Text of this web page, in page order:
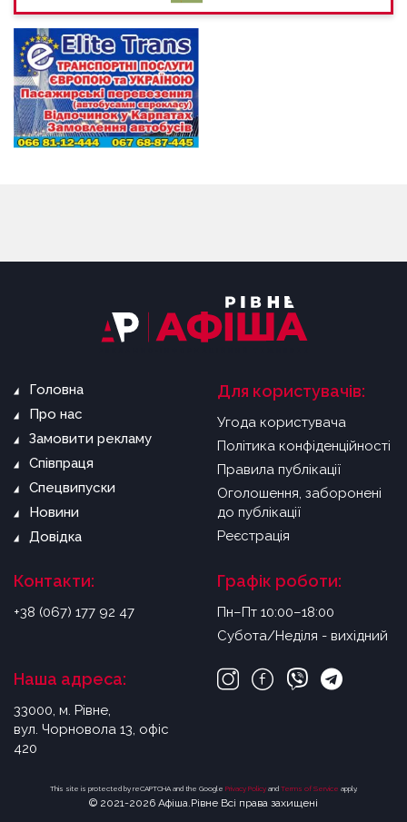
Головна
Про нас
Замовити рекламу
Співпраця
Спецвипуски
Новини
Довідка
Для користувачів:
Угода користувача
Політика конфіденційності
Правила публікації
Оголошення, заборонені
до публікації
Реєстрація
Контакти:
+38 (067) 177 92 47
Графік роботи:
Пн–Пт 10:00–18:00
Субота/Неділя - вихідний
Наша адреса:
33000, м. Рівне,
вул. Чорновола 13, офіс
420
This site is protected by reCAPTCHA and the Google Privacy Policyand Terms of Service apply.
© 2021-2026 Афіша.Рівне Всі права захищені